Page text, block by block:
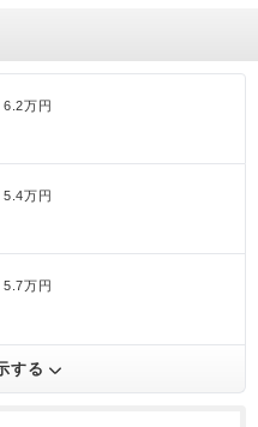
6.2万円
5.4万円
5.7万円
する